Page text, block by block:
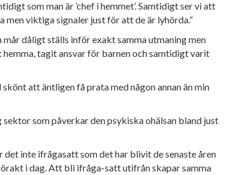
som man är ’chef i hemmet’. Samtidigt ser vi att
men viktiga signaler just föratt de är lyhörda.”
mår dåligt ställs inför exakt samma utmaning men
tagit ansvar för barnen och samtidigt varit
att äntligen få prata med någon annan än min
sektor som påverkar denpsykiska ohälsan bland just
det inte ifrågasatt som det har blivit de senaste åren
i dag. Att bli ifråga-satt utifrån skapar samma